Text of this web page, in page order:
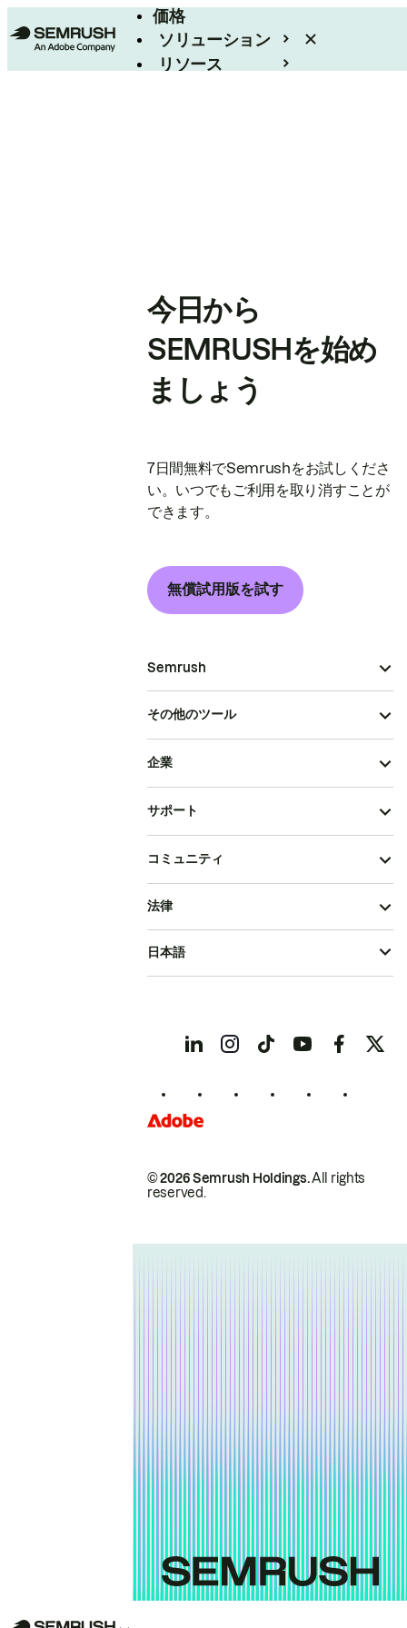
価格
ソリューション
リソース
今日から
SEMRUSHを始め
ましょう
7日間無料でSemrushをお試しくださ
い。いつでもご利用を取り消すことが
できます。
無償試用版を試す
Semrush
その他のツール
企業
サポート
コミュニティ
© 2026 Semrush Holdings.All rights
reserved.
法律
日本語